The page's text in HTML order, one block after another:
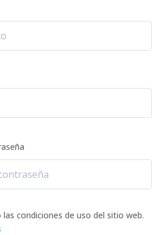
condiciones de uso del sitio web.